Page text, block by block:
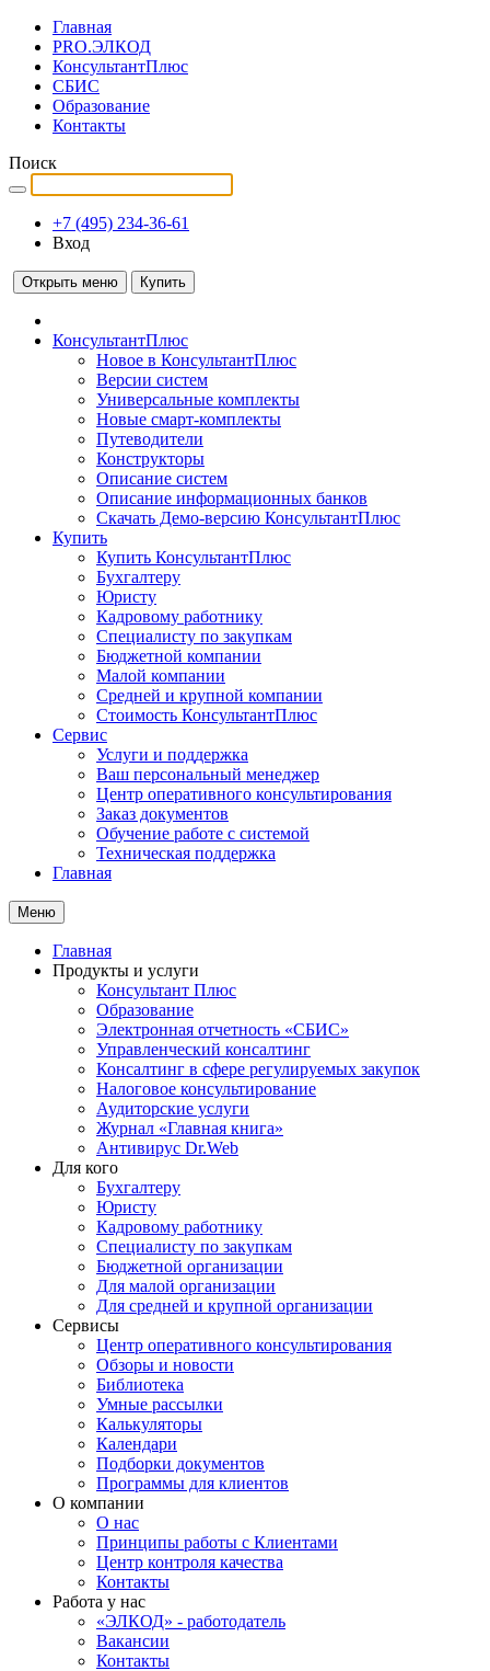
Главная
PRO.ЭЛКОД
КонсультантПлюс
СБИС
Образование
Контакты
Поиск
+7 (495) 234-36-61
Вход
Открыть меню Купить
КонсультантПлюс
Новое в КонсультантПлюс
Версии систем
Универсальные комплекты
Новые смарт-комплекты
Путеводители
Конструкторы
Описание систем
Описание информационных банков
Скачать Демо-версию КонсультантПлюс
Купить
Купить КонсультантПлюс
Бухгалтеру
Юристу
Кадровому работнику
Специалисту по закупкам
Бюджетной компании
Малой компании
Средней и крупной компании
Стоимость КонсультантПлюс
Сервис
Услуги и поддержка
Ваш персональный менеджер
Центр оперативного консультирования
Заказ документов
Обучение работе с системой
Техническая поддержка
Главная
Меню
Главная
Продукты и услуги
Консультант Плюс
Образование
Электронная отчетность «СБИС»
Управленческий консалтинг
Консалтинг в сфере регулируемых закупок
Налоговое консультирование
Аудиторские услуги
Журнал «Главная книга»
Антивирус Dr.Web
Для кого
Бухгалтеру
Юристу
Кадровому работнику
Специалисту по закупкам
Бюджетной организации
Для малой организации
Для средней и крупной организации
Сервисы
Центр оперативного консультирования
Обзоры и новости
Библиотека
Умные рассылки
Калькуляторы
Календари
Подборки документов
Программы для клиентов
О компании
О нас
Принципы работы с Клиентами
Центр контроля качества
Контакты
Работа у нас
«ЭЛКОД» - работодатель
Вакансии
Контакты